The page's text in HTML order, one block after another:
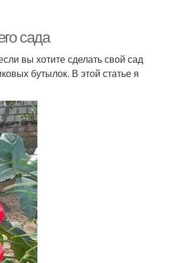
сада
вы хотите сделать свой сад
бутылок. В этой статье я